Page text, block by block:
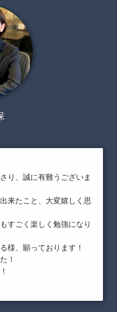
り、誠に有難うございま
来たこと、大変嬉しく思
すごく楽しく勉強になり
様、願っております！
！